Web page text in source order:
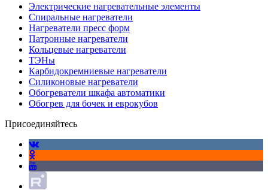
Электрические нагревательные элементы
Спиральные нагреватели
Нагреватели пресс форм
Патронные нагреватели
Кольцевые нагреватели
ТЭНы
Карбидокремниевые нагреватели
Силиконовые нагреватели
Обогреватели шкафа автоматики
Обогрев для бочек и еврокубов
Присоединяйтесь